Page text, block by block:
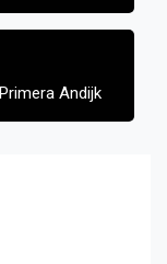
Andijk